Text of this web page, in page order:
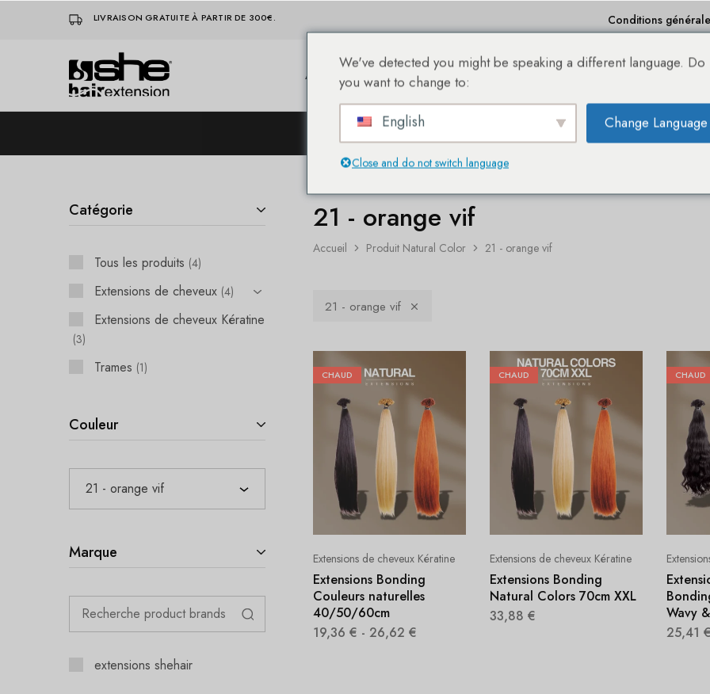
LIVRAISON GRATUITE À PARTIR DE 300€. Conditions
She-
Hairextensions
Socap
Premium
Extensions
Accueil Achats Bestseller Sale % À propos de nous
LA NOUVELLE BOUTIQUE EN LIGNE DES EXTENSIONS DE CHEVEUX SHE® !
21 - orange vif
Accueil Produit Natural Color 21 - orange vif
21 - orange vif
CHAUD
Extensions de cheveux Kératine
Extensions Bonding
Couleurs naturelles
40/50/60cm
19,36 € - 26,62 €
CHAUD
Extensions de cheveux Kératine
Extensions Bonding
Natural Colors 70cm XXL
33,88 €
CHAUD
Wavy
25,41 €
Catégorie
Tous les produits 4
Extensions de cheveux 4
Extensions de cheveux Kératine
3
Trames 1
Couleur
21 - orange vif
Marque
extensions shehair
We've detected you might be speaking a different language. Do
you want to change to:
English Change Language
Close and do not switch language